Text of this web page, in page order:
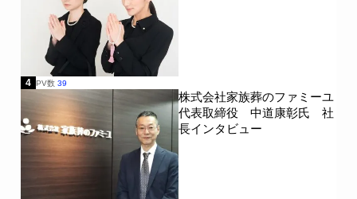
4 PV数 39
株式会社家族葬のファミーユ
代表取締役 中道康彰氏 社
長インタビュー